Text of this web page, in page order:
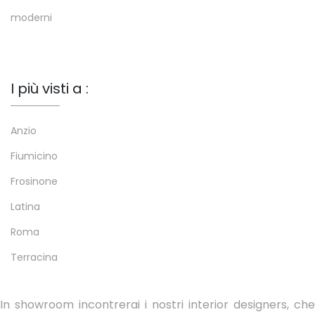
moderni
I più visti a :
Anzio
Fiumicino
Frosinone
Latina
Roma
Terracina
In showroom incontrerai i nostri interior designers, che